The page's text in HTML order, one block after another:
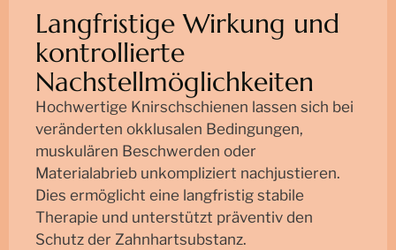
Langfristige Wirkung und
kontrollierte
Nachstellmöglichkeiten
Hochwertige Knirschschienen lassen sich bei
veränderten okklusalen Bedingungen,
muskulären Beschwerden oder
Materialabrieb unkompliziert nachjustieren.
Dies ermöglicht eine langfristig stabile
Therapie und unterstützt präventiv den
Schutz der Zahnhartsubstanz.